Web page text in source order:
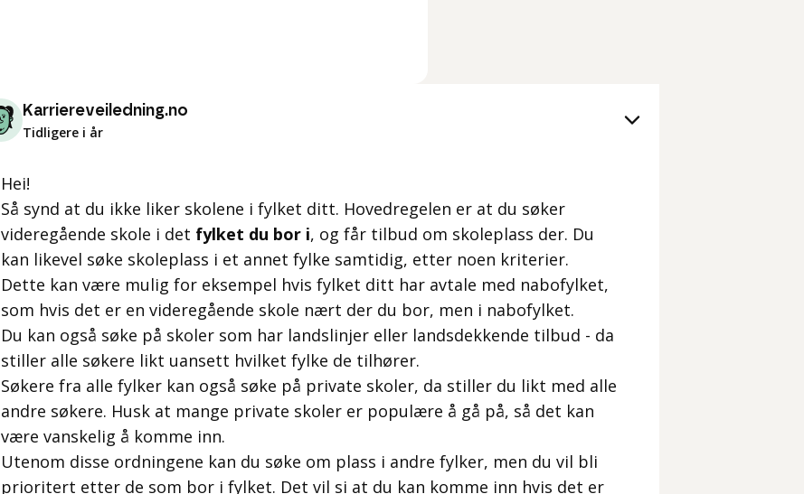
Karriereveiledning.no
Tidligere i år
Hei!
Så synd at du ikke liker skolene i fylket ditt. Hovedregelen er at du søker
videregående skole i det fylket du bor i, og får tilbud om skoleplass der. Du
kan likevel søke skoleplass i et annet fylke samtidig, etter noen kriterier.
Dette kan være mulig for eksempel hvis fylket ditt har avtale med nabofylket,
som hvis det er en videregående skole nært der du bor, men i nabofylket.
Du kan også søke på skoler som har landslinjer eller landsdekkende tilbud - da
stiller alle søkere likt uansett hvilket fylke de tilhører.
Søkere fra alle fylker kan også søke på private skoler, da stiller du likt med alle
andre søkere. Husk at mange private skoler er populære å gå på, så det kan
være vanskelig å komme inn.
Utenom disse ordningene kan du søke om plass i andre fylker, men du vil bli
prioritert etter de som bor i fylket. Det vil si at du kan komme inn hvis det er